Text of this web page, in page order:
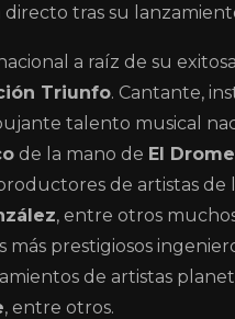
tras su
a raíz de su
Triunfo. Cantante,
talento musical
de la mano de El
de artistas de
, entre otros
más prestigiosos
de artistas
, entre otros.